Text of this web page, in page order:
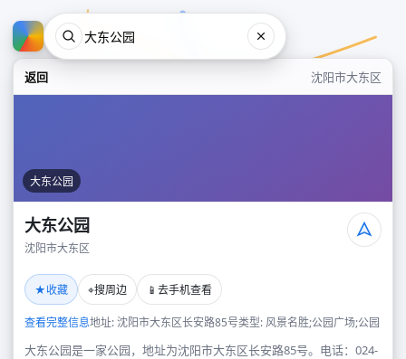
返回 沈阳市大东区
大东公园
大东公园
沈阳市大东区
★收藏 ⌖搜周边 📱 去手机查看
查看完整信息地址: 沈阳市大东区长安路85号类型: 风景名胜;公园广场;公园
大东公园是一家公园，地址为沈阳市大东区长安路85号。电话：024-